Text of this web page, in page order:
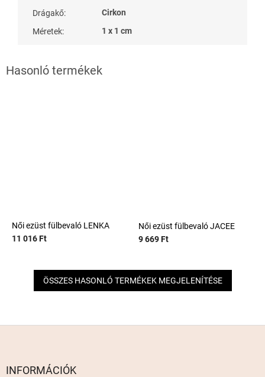
Drágakő:
Cirkon
Méretek: 1 x 1 cm
Női ezüst fülbevaló LENKA
11 016 Ft
Női ezüst fülbevaló JACEE
9 669 Ft
ÖSSZES HASONLÓ TERMÉKEK MEGJELENÍTÉSE
INFORMÁCIÓK